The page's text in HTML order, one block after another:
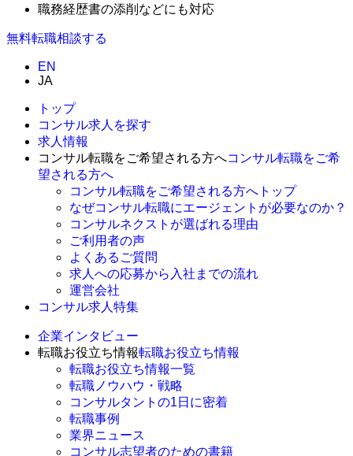
職務経歴書の添削などにも対応
無料転職相談する
EN
JA
トップ
コンサル求人を探す
求人情報
コンサル転職をご希望される方へコンサル転職をご希
望される方へ
コンサル転職をご希望される方へトップ
なぜコンサル転職にエージェントが必要なのか？
コンサルネクストが選ばれる理由
ご利用者の声
よくあるご質問
求人への応募から入社までの流れ
運営会社
コンサル求人特集
企業インタビュー
転職お役立ち情報転職お役立ち情報
転職お役立ち情報一覧
転職ノウハウ・戦略
コンサルタントの1日に密着
転職事例
業界ニュース
コンサル志望者のための書籍